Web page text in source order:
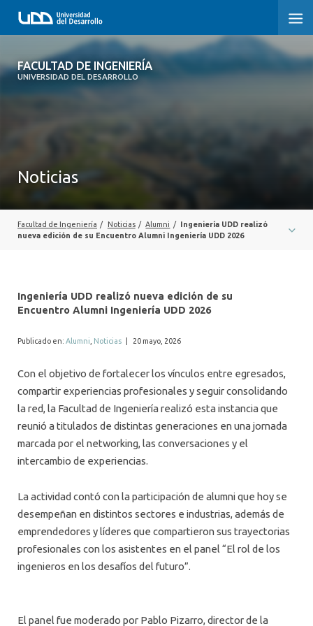
FACULTAD DE INGENIERÍA
UNIVERSIDAD DEL DESARROLLO
FACULTAD DE INGENIERÍA
INNOVACIÓN Y EMPRENDIMIENTO
ALUMNI
MEDIOS
EVENTOS
Noticias
Facultad de Ingeniería / Noticias / Alumni /
Ingeniería UDD realizó
nueva edición de su Encuentro Alumni Ingeniería UDD 2026
Ingeniería UDD realizó nueva edición de su
Encuentro Alumni Ingeniería UDD 2026
Publicado en: Alumni Noticias 20 mayo, 2026
Con el objetivo de fortalecer los vínculos entre egresados,
compartir experiencias profesionales y seguir consolidando
la red, la Facultad de Ingeniería realizó esta instancia que
reunió a titulados de distintas generaciones en una jornada
marcada por el networking, las conversaciones y el
intercambio de experiencias.
La actividad contó con la participación de alumni que hoy se
desempeñan en distintos sectores e industrias, además de
emprendedores y líderes que compartieron sus trayectorias
profesionales con los asistentes en el panel “El rol de los
ingenieros en los desafíos del futuro”.
El panel fue moderado por Pablo Pizarro, director de la